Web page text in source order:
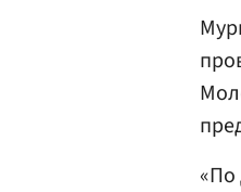
«По